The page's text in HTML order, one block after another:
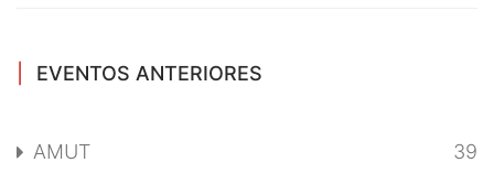
EVENTOS ANTERIORES
AMUT 39